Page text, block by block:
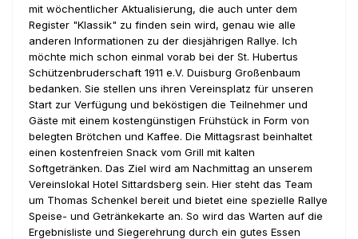
mit wöchentlicher Aktualisierung, die auch unter dem
Register "Klassik" zu finden sein wird, genau wie alle
anderen Informationen zu der diesjährigen Rallye. Ich
möchte mich schon einmal vorab bei der St. Hubertus
Schützenbruderschaft 1911 e.V. Duisburg Großenbaum
bedanken. Sie stellen uns ihren Vereinsplatz für unseren
Start zur Verfügung und beköstigen die Teilnehmer und
Gäste mit einem kostengünstigen Frühstück in Form von
belegten Brötchen und Kaffee. Die Mittagsrast beinhaltet
einen kostenfreien Snack vom Grill mit kalten
Softgetränken. Das Ziel wird am Nachmittag an unserem
Vereinslokal Hotel Sittardsberg sein. Hier steht das Team
um Thomas Schenkel bereit und bietet eine spezielle Rallye
Speise- und Getränkekarte an. So wird das Warten auf die
Ergebnisliste und Siegerehrung durch ein gutes Essen